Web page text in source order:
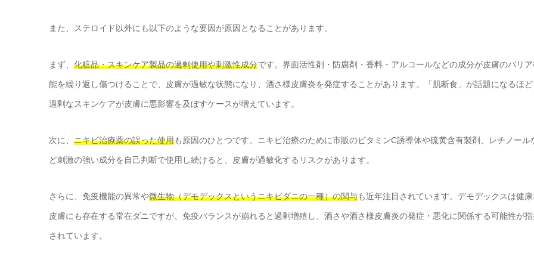
また、ステロイド以外にも以下のような要因が原因となることがあります。
まず、 化粧品・スキンケア製品の過剰使用や刺激性成分です。界面活性剤・防腐剤・香料・アルコールなどの成分が皮膚のバリア
能を繰り返し傷つけることで、皮膚が過敏な状態になり、酒さ様皮膚炎を発症することがあります。「肌断食」が話題になるほど
過剰なスキンケアが皮膚に悪影響を及ぼすケースが増えています。
次に、 ニキビ治療薬の誤った使用も原因のひとつです。ニキビ治療のために市販のビタミンC誘導体や硫黄含有製剤、レチノール
ど刺激の強い成分を自己判断で使用し続けると、皮膚が過敏化するリスクがあります。
さらに、免疫機能の異常や微生物（デモデックスというニキビダニの一種）の関与も近年注目されています。デモデックスは健康
皮膚にも存在する常在ダニですが、免疫バランスが崩れると過剰増殖し、酒さや酒さ様皮膚炎の発症・悪化に関係する可能性が
されています。